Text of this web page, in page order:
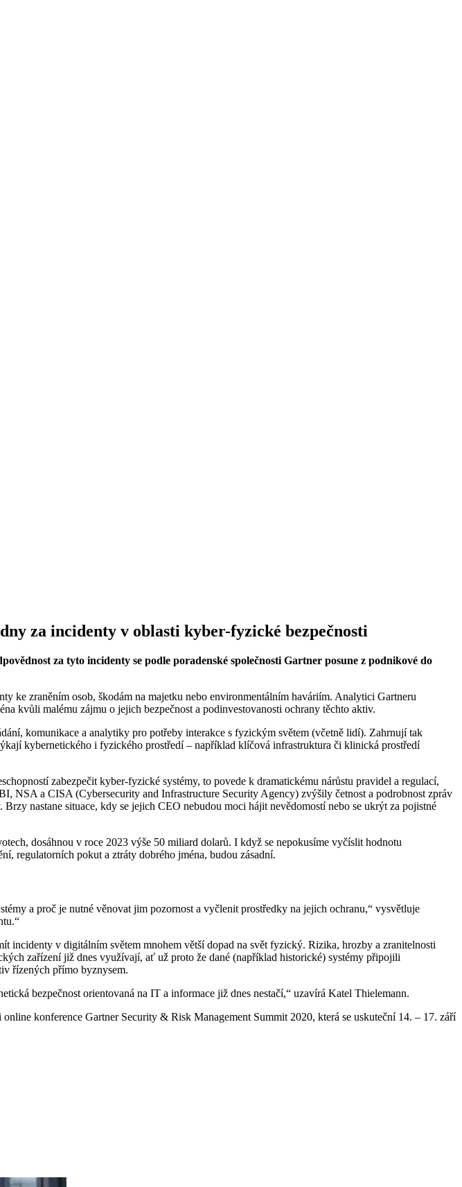
za incidenty v oblasti kyber-fyzické bezpečnosti
za tyto incidenty se podle poradenské společnosti Gartner posune z podnikové do
ke zraněním osob, škodám na majetku nebo environmentálním haváriím. Analytici Gartneru
kvůli malému zájmu o jejich bezpečnost a podinvestovanosti ochrany těchto aktiv.
komunikace a analytiky pro potřeby interakce s fyzickým světem (včetně lidí). Zahrnují tak
kybernetického i fyzického prostředí – například klíčová infrastruktura či klinická prostředí
zabezpečit kyber-fyzické systémy, to povede k dramatickému nárůstu pravidel a regulací,
NSA a CISA (Cybersecurity and Infrastructure Security Agency) zvýšily četnost a podrobnost zpráv
nastane situace, kdy se jejich CEO nebudou moci hájit nevědomostí nebo se ukrýt za pojistné
dosáhnou v roce 2023 výše 50 miliard dolarů. I když se nepokusíme vyčíslit hodnotu
regulatorních pokut a ztráty dobrého jména, budou zásadní.
a proč je nutné věnovat jim pozornost a vyčlenit prostředky na jejich ochranu,“ vysvětluje
incidenty v digitálním světem mnohem větší dopad na svět fyzický. Rizika, hrozby a zranitelnosti
zařízení již dnes využívají, ať už proto že dané (například historické) systémy připojili
řízených přímo byznysem.
bezpečnost orientovaná na IT a informace již dnes nestačí,“ uzavírá Katel Thielemann.
konference Gartner Security & Risk Management Summit 2020, která se uskuteční 14. – 17. září